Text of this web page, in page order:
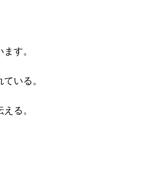
R
す。
いる。
る。